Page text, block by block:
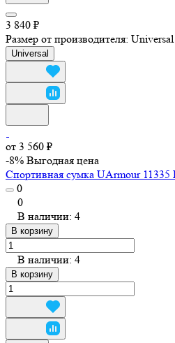
3 840 ₽
Размер от производителя: Universal
Universal
от 3 560 ₽
-8% Выгодная цена
Спортивная сумка UArmour 11335
0
0
В наличии: 4
В корзину
В наличии: 4
В корзину